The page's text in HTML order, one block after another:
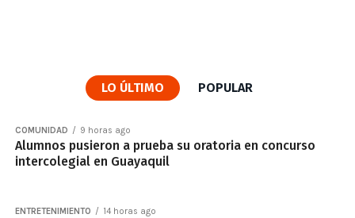
LO ÚLTIMO POPULAR
COMUNIDAD 9 horas ago
Alumnos pusieron a prueba su oratoria en concurso
intercolegial en Guayaquil
ENTRETENIMIENTO 14 horas ago